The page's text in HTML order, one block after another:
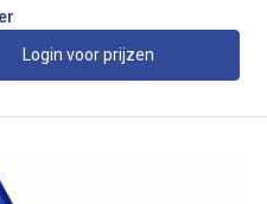
Login voor prijzen